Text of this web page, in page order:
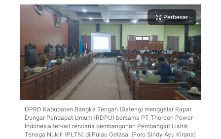
Perbesar
DPRD Kabupaten Bangka Tengah (Bateng) menggelar Rapat
Dengar Pendapat Umum (RDPU) bersama PT Thorcon Power
Indonesia terkait rencana pembangunan Pembangkit Listrik
Tenaga Nuklir (PLTN) di Pulau Gelasa. (Foto Sindy Ayu Kirana)